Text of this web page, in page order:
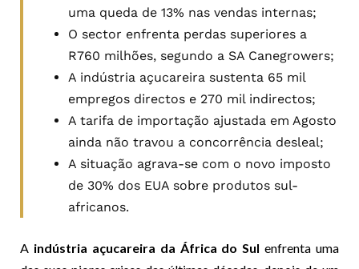
uma queda de 13% nas vendas internas;
O sector enfrenta perdas superiores a
R760 milhões, segundo a SA Canegrowers;
A indústria açucareira sustenta 65 mil
empregos directos e 270 mil indirectos;
A tarifa de importação ajustada em Agosto
ainda não travou a concorrência desleal;
A situação agrava-se com o novo imposto
de 30% dos EUA sobre produtos sul-
africanos.
A indústria açucareira da África do Sul enfrenta uma